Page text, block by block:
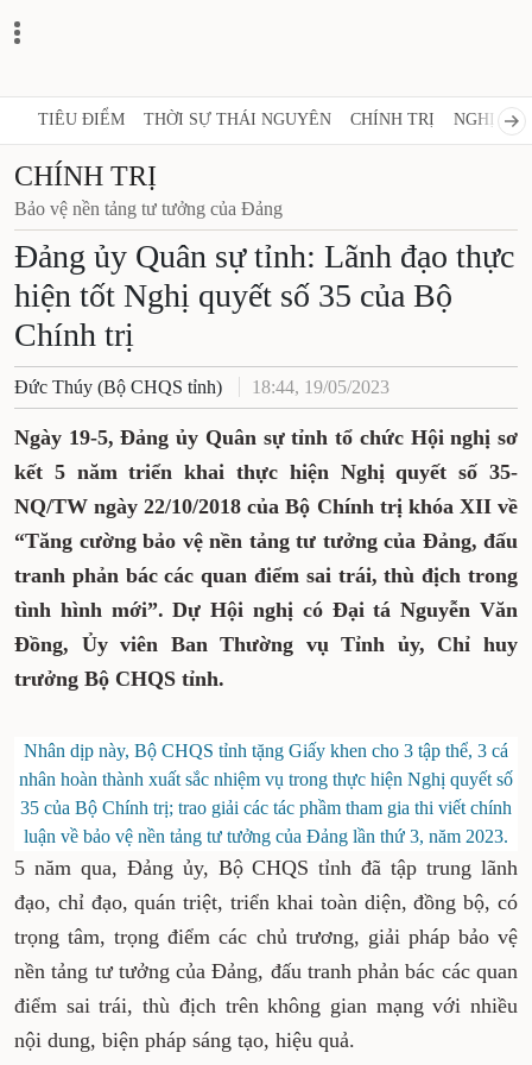
TIÊU ĐIỂM THỜI SỰ THÁI NGUYÊN CHÍNH TRỊ NGHỊ
CHÍNH TRỊ
Bảo vệ nền tảng tư tưởng của Đảng
Đảng ủy Quân sự tỉnh: Lãnh đạo thực
hiện tốt Nghị quyết số 35 của Bộ
Chính trị
Đức Thúy (Bộ CHQS tỉnh) 18:44, 19/05/2023
Ngày 19-5, Đảng ủy Quân sự tỉnh tổ chức Hội nghị sơ
kết 5 năm triển khai thực hiện Nghị quyết số 35-
NQ/TW ngày 22/10/2018 của Bộ Chính trị khóa XIIvề
“Tăng cường bảo vệ nền tảng tư tưởng của Đảng, đấu
tranh phản bác các quan điểm sai trái, thù địch trong
tình hình mới”. Dự Hội nghị có Đại tá Nguyễn Văn
Đồng, Ủy viên Ban Thường vụ Tỉnh ủy, Chỉ huy
trưởng Bộ CHQS tỉnh.
Nhân dịp này, Bộ CHQS tỉnh tặng Giấy khen cho 3 tập thể, 3 cá
nhân hoàn thành xuất sắc nhiệm vụ trong thực hiện Nghị quyết số
35 của Bộ Chính trị; trao giải các tác phầm tham gia thi viết chính
luận về bảo vệ nền tảng tư tưởng của Đảng lần thứ 3, năm 2023.
5 năm qua, Đảng ủy, Bộ CHQS tỉnh đã tập trung lãnh
đạo, chỉ đạo, quán triệt, triển khai toàn diện, đồng bộ, có
trọng tâm, trọng điểm các chủ trương, giải pháp bảo vệ
nền tảng tư tưởng của Đảng, đấu tranh phản bác các quan
điểm sai trái, thù địch trên không gian mạng với nhiều
nội dung, biện pháp sáng tạo, hiệu quả.